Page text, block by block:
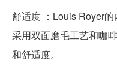
舒适度 ：Louis Royer的
采用双面磨毛工艺和咖
和舒适度。